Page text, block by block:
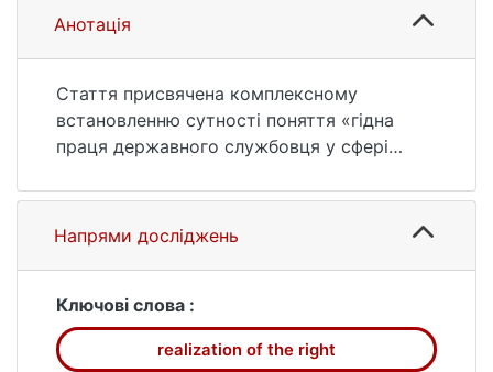
access: 25.07.2026).
Анотація
Стаття присвячена комплексному
встановленню сутності поняття «гідна
праця державного службовця у сфері
поставленої дослідницької мети автор
спершу уточнює сутність та загальну
значимість феномену «гідність», а також
держслужбовця у службово-трудових
правовідносинах. Зважаючи на це та на
загальні підходи вчених до розуміння
Напрями досліджень
Ключові слова :
realization of the right